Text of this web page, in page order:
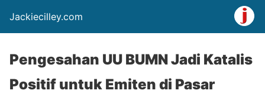
Jackiecilley.com
Pengesahan UU BUMN Jadi Katalis
Positif untuk Emiten di Pasar